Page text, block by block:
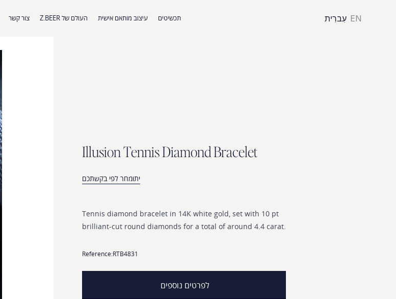
תכשיטים עיצוב מותאם אישית העולם של Z.BEER צור קשר EN עִברִית
IllusionTennisDiamondBracelet
יתומחר לפי בקשתכם
Tennis diamond bracelet in 14K white gold, set with 10 pt
brilliant-cut round diamonds for a total of around 4.4 carat.
Reference:RTB4831
לפרטים נוספים